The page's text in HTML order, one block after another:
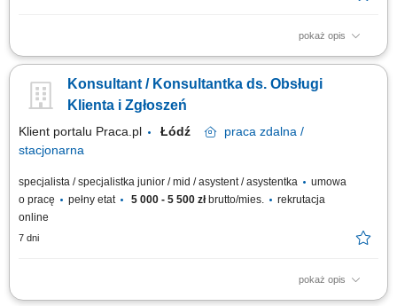
pokaż opis
wykonywanie połączeń telefonicznych do klientów; aktywna sprzedaż
zachęcanie klientów do zakupu; informowanie klientów o programie,
terminach, lokalizacjach i dostępnych opcjach; doradzanie klientom i
Konsultant / Konsultantka ds. Obsługi
Klienta i Zgłoszeń
Klient portalu Praca.pl Łódź praca zdalna /
stacjonarna
specjalista / specjalistka junior / mid / asystent / asystentka
umowa
o pracę
pełny etat 5 000 - 5 500 złbrutto/mies.
rekrutacja
online
7 dni
pokaż opis
przyjmowanie zgłoszeń i zleceń od klientów oraz przekazywanie ich do